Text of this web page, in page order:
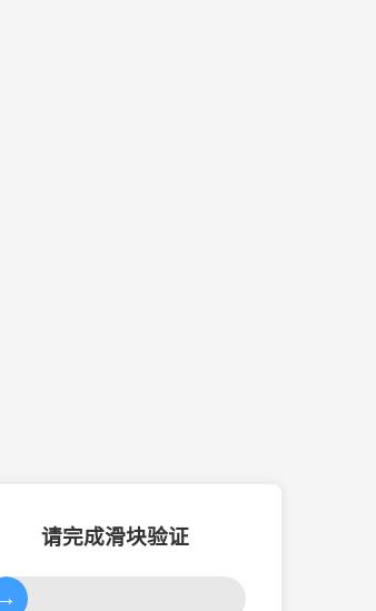
请完成滑块验证
→